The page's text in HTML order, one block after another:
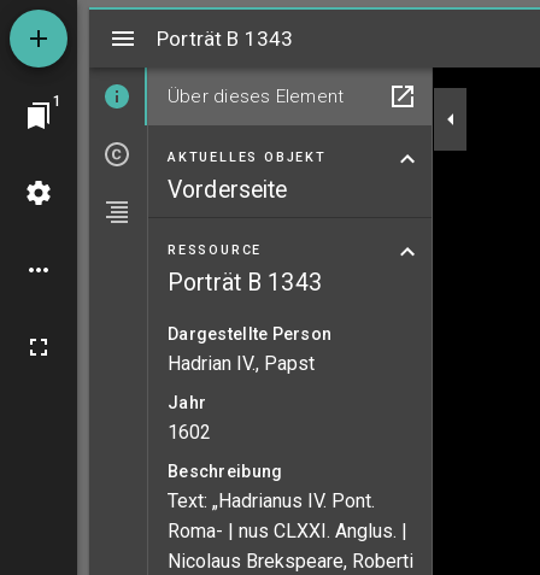
1
MiradorPorträt B 1343
Über dieses Element
AKTUELLES OBJEKT
Vorderseite
RESSOURCE
Porträt B 1343
Dargestellte Person
Hadrian IV., Papst
Jahr
1602
Beschreibung
Text: „Hadrianus IV. Pont.
Roma- | nus CLXXI. Anglus. |
Nicolaus Brekspeare, Roberti
Porträt B 1343